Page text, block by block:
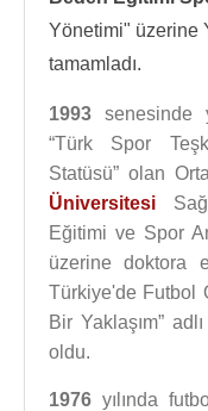
Yönetimi" üzerine
tamamladı.
1993 senesinde
“Türk Spor
Statüsü” olan
Üniversitesi
Eğitimi ve Spor
üzerine doktora
Türkiye'de Futbol
Bir Yaklaşım”
oldu.
1976 yılında